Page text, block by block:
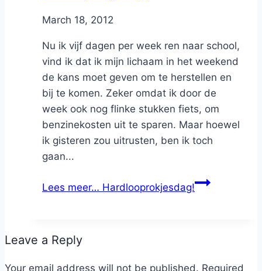
ByNicole
March 18, 2012
Nu ik vijf dagen per week ren naar school,
vind ik dat ik mijn lichaam in het weekend
de kans moet geven om te herstellen en
bij te komen. Zeker omdat ik door de
week ook nog flinke stukken fiets, om
benzinekosten uit te sparen. Maar hoewel
ik gisteren zou uitrusten, ben ik toch
gaan...
Lees meer… Hardlooprokjesdag!
Leave a Reply
Your email address will not be published. Required